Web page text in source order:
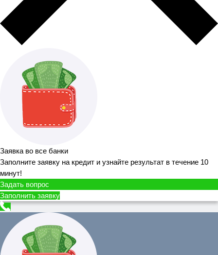
Заявка во все банки
Заполните заявку на кредит и узнайте результат в течение 10
минут!
Задать вопрос
Заполнить заявку